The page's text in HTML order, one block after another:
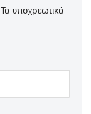
Τα υποχρεωτικά